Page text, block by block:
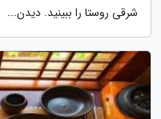
شرقی روستا را ببینید. دیدن...